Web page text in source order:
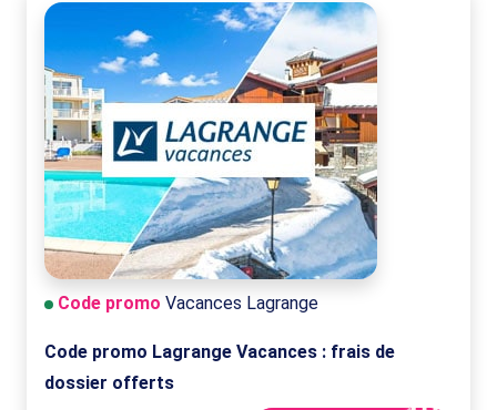
Code promo Vacances Lagrange
Code promo Lagrange Vacances : frais de
dossier offerts